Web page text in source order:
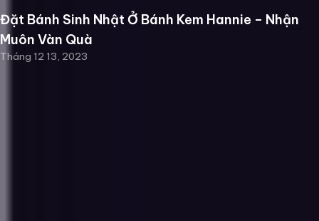
Đặt Bánh Sinh Nhật Ở Bánh Kem Hannie – Nhận
Muôn Vàn Quà
Tháng 12 13, 2023